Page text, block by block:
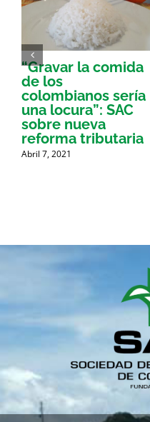
“Gravar la comida
de los
colombianos sería
una locura”: SAC
sobre nueva
reforma tributaria
Abril 7, 2021